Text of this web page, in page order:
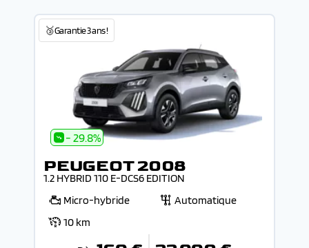
🥉Garantie 3 ans !
- 29.8%
PEUGEOT 2008
1.2 HYBRID 110 E-DCS6 EDITION
Micro-hybride
Automatique
10 km